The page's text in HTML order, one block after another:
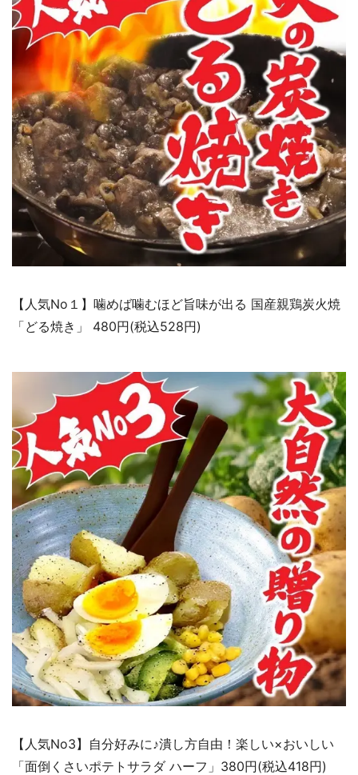
【人気No１】噛めば噛むほど旨味が出る 国産親鶏炭火焼
「どる焼き」 480円(税込528円)
【人気No3】自分好みに♪潰し方自由！楽しい×おいしい
「面倒くさいポテトサラダ ハーフ」380円(税込418円)